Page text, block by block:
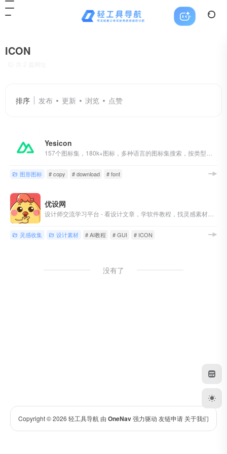
ICON
排序 发布 更新 浏览 点赞
Yesicon
图形图标 # copy # download # font
优设网
灵感收集 设计素材 # AI教程 # GUI # ICON
没有了
Copyright © 2026 轻工具导航 由 OneNav强力驱动 友链申请 关于我们